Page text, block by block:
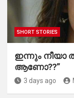
SHORT STORIES
ഇന്നും നീയാ
ആണോ??”
3 days ago